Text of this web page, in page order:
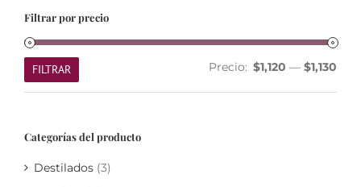
Filtrar por precio
FILTRAR Precio: $1,120 — $1,130
Categorías del producto
Destilados (3)